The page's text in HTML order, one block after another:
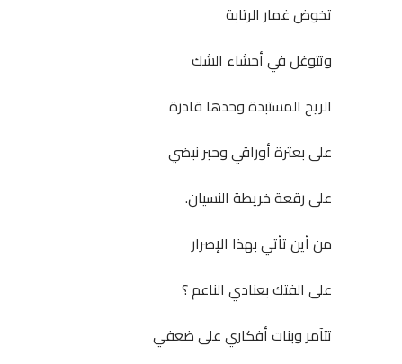
تخوض غمار الرتابة
وتتوغل في أحشاء الشك
الريح المستبدة وحدها قادرة
على بعثرة أوراقي وحبر نبضي
على رقعة خريطة النسيان.
من أين تأتي بهذا الإصرار
على الفتك بعنادي الناعم ؟
تتآمر وبنات أفكاري على ضعفي